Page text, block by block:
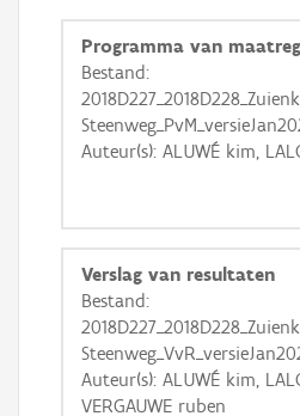
i
+ −
Basis Lagen
OSM-Basiskaart
Ortho
GRB-Basiskaart
Programma van
Bestand:
Auteur(s): ALUWÉ kim,
Verslag van resultaten
Bestand:
Auteur(s): ALUWÉ kim,
VERGAUWE ruben